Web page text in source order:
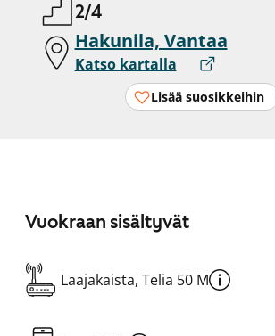
2/4
Hakunila, Vantaa
Katso kartalla
Lisää suosikkeihin
Vuokraan sisältyvät
Laajakaista, Telia 50 M